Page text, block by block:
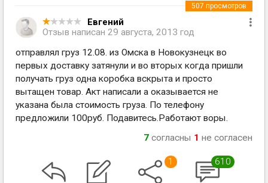
Евгений
Отзыв написан 29 августа, 2013 год
507 просмотров
отправлял груз 12.08. из Омска в Новокузнецк во
первых доставку затянули и во вторых когда пришли
получать груз одна коробка вскрыта и просто
вытащен товар. Акт написали а оказывается не
указана была стоимость груза. По телефону
предложили 100руб. Подавитесь.Работают воры.
7 согласны 1 не согласен
1 610